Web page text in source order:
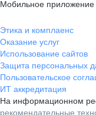
Мобильное приложение
Этика и комплаенс
Оказание услуг
Использование сайтов
Защита персональных
Пользовательское
ИТ аккредитация
На информационном
рекомендательные